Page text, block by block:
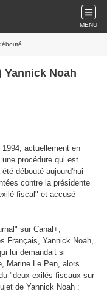
MENU
Noah
actuellement en
procédure qui est
débouté aujourd'hui
contre la présidente
fiscal" et accusé
sur Canal+,
Français, Yannick Noah,
lui demandait si
Marine Le Pen, alors
"deux exilés fiscaux sur
de Yannick Noah :